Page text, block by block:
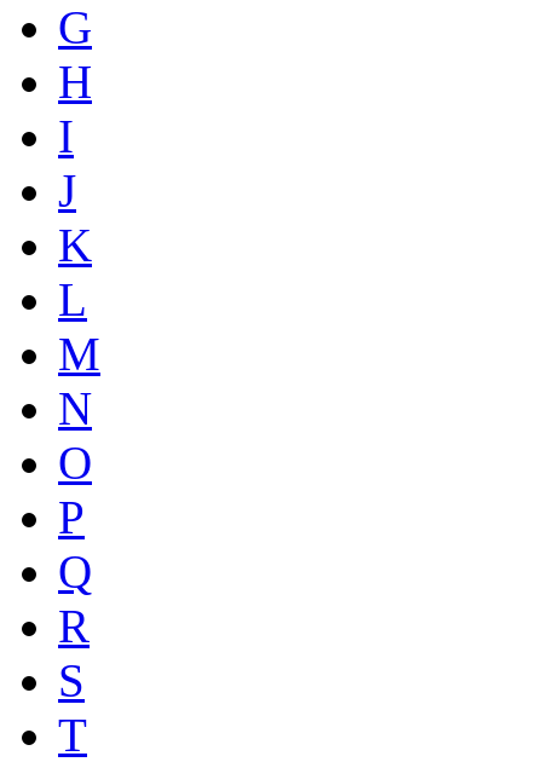
G
H
I
J
K
L
M
N
O
P
Q
R
S
T